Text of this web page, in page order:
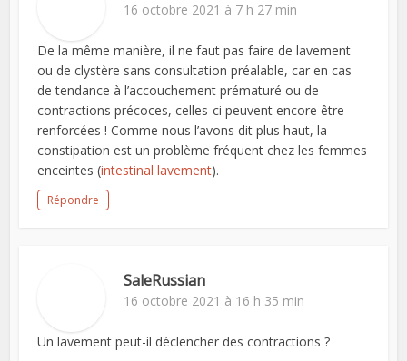
16 octobre 2021 à 7 h 27 min
De la même manière, il ne faut pas faire de lavement
ou de clystère sans consultation préalable, car en cas
de tendance à l’accouchement prématuré ou de
contractions précoces, celles-ci peuvent encore être
renforcées ! Comme nous l’avons dit plus haut, la
constipation est un problème fréquent chez les femmes
enceintes (intestinal lavement).
Répondre
SaleRussian
16 octobre 2021 à 16 h 35 min
Un lavement peut-il déclencher des contractions ?